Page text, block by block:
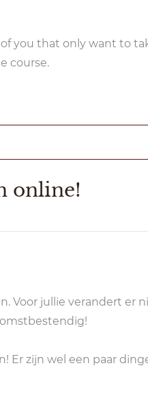
you that only want to
course.
online!
Voor jullie verandert er
Er zijn wel een paar